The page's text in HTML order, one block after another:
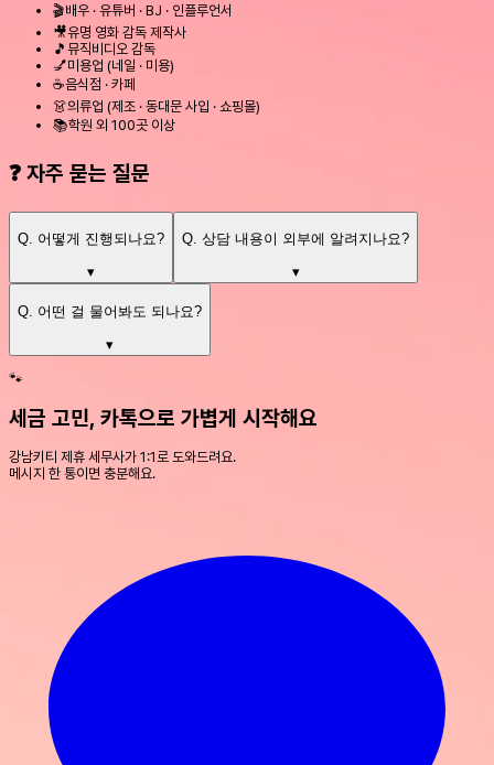
🎬배우 · 유튜버 · BJ · 인플루언서
🎥유명 영화 감독 제작사
🎵 뮤직비디오 감독
💅미용업 (네일 · 미용)
☕음식점 · 카페
👗의류업 (제조 · 동대문 사입 · 쇼핑몰)
📚학원 외 100곳 이상
❓ 자주 묻는 질문
Q. 어떻게 진행되나요?
▾
Q. 상담 내용이 외부에 알려지나요?
▾
Q. 어떤 걸 물어봐도 되나요?
▾
🐾
세금 고민, 카톡으로 가볍게 시작해요
강남키티 제휴 세무사가 1:1로 도와드려요.
메시지 한 통이면 충분해요.